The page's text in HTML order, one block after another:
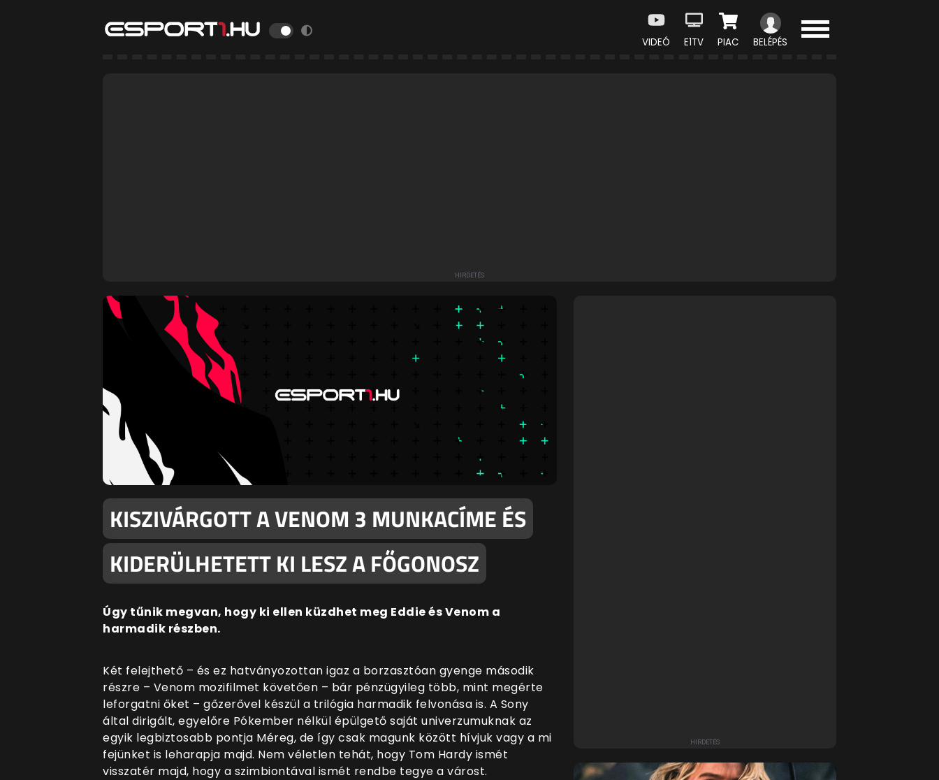
VIDEÓ E1TV PIAC BELÉPÉS
KISZIVÁRGOTT A VENOM 3 MUNKACÍME ÉS
KIDERÜLHETETT KI LESZ A FŐGONOSZ
Úgy tűnik megvan, hogy ki ellen küzdhet meg Eddie és Venom a
harmadik részben.
Két felejthető – és ez hatványozottan igaz a borzasztóan gyenge második
részre – Venom mozifilmet követően – bár pénzügyileg több, mint megérte
leforgatni őket – gőzerővel készül a trilógia harmadik felvonása is. A Sony
által dirigált, egyelőre Pókember nélkül épülgető saját univerzumuknak az
egyik legbiztosabb pontja Méreg, de így csak magunk között hívjuk vagy a mi
fejünket is leharapja majd. Nem véletlen tehát, hogy Tom Hardy ismét
visszatér majd, hogy a szimbiontával ismét rendbe tegye a várost.